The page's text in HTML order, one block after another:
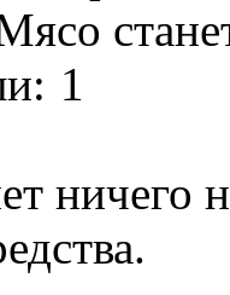
1
ничего